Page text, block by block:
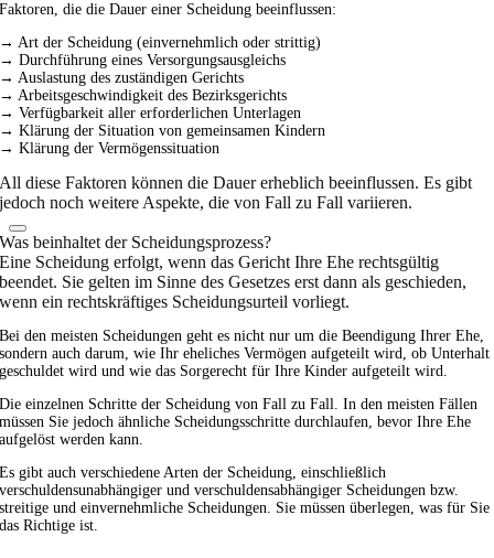
Faktoren, die die Dauer einer Scheidung beeinflussen:
→ Art der Scheidung (einvernehmlich oder strittig)
→ Durchführung eines Versorgungsausgleichs
→ Auslastung des zuständigen Gerichts
→ Arbeitsgeschwindigkeit des Bezirksgerichts
→ Verfügbarkeit aller erforderlichen Unterlagen
→ Klärung der Situation von gemeinsamen Kindern
→ Klärung der Vermögenssituation
All diese Faktoren können die Dauer erheblich beeinflussen. Es gibt
jedoch noch weitere Aspekte, die von Fall zu Fall variieren.
Was beinhaltet der Scheidungsprozess?
Eine Scheidung erfolgt, wenn das Gericht Ihre Ehe rechtsgültig
beendet. Sie gelten im Sinne des Gesetzes erst dann als geschieden,
wenn ein rechtskräftiges Scheidungsurteil vorliegt.
Bei den meisten Scheidungen geht es nicht nur um die Beendigung Ihrer Ehe,
sondern auch darum, wie Ihr eheliches Vermögen aufgeteilt wird, ob Unterhalt
geschuldet wird und wie das Sorgerecht für Ihre Kinder aufgeteilt wird.
Die einzelnen Schritte der Scheidung von Fall zu Fall. In den meisten Fällen
müssen Sie jedoch ähnliche Scheidungsschritte durchlaufen, bevor Ihre Ehe
aufgelöst werden kann.
Es gibt auch verschiedene Arten der Scheidung, einschließlich
verschuldensunabhängiger und verschuldensabhängiger Scheidungen bzw.
streitige und einvernehmliche Scheidungen. Sie müssen überlegen, was für Sie
das Richtige ist.